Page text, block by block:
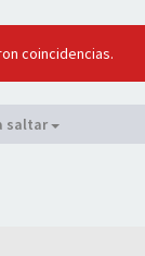
coincidencias.
saltar